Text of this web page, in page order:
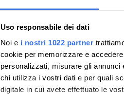
Uso responsabile dei dati
Noi e i nostri 1022 partner
cookie per memorizzare e
personalizzati, misurare gli
chi utilizza i vostri dati e per quali
digitale in cui avete effettuato le